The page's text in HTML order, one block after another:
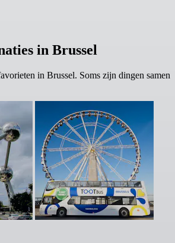
in Brussel
in Brussel. Soms zijn dingen samen